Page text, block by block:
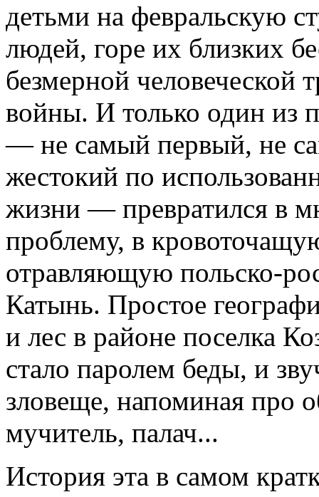
детьми на февральскую
людей, горе их близких
безмерной человеческой
войны. И только один из
— не самый первый, не
жестокий по
жизни — превратился в
проблему, в
отравляющую польско-
Катынь. Простое
и лес в районе поселка
стало паролем беды, и
зловеще, напоминая про
мучитель, палач...
История эта в самом